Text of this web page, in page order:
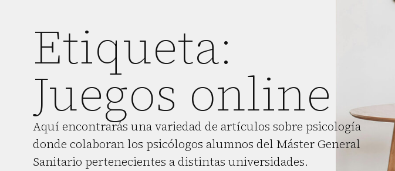
Etiqueta:
Juegos online
Aquí encontrarás una variedad de artículos sobre psicología
donde colaboran los psicólogos alumnos del Máster General
Sanitario pertenecientes a distintas universidades.